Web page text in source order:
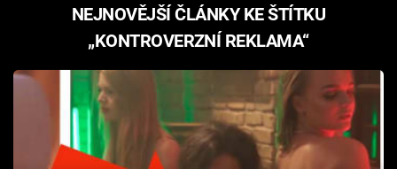
Témata
Filmy
Seriály
NEJNOVĚJŠÍ ČLÁNKY KE ŠTÍTKU
„KONTROVERZNÍ REKLAMA“